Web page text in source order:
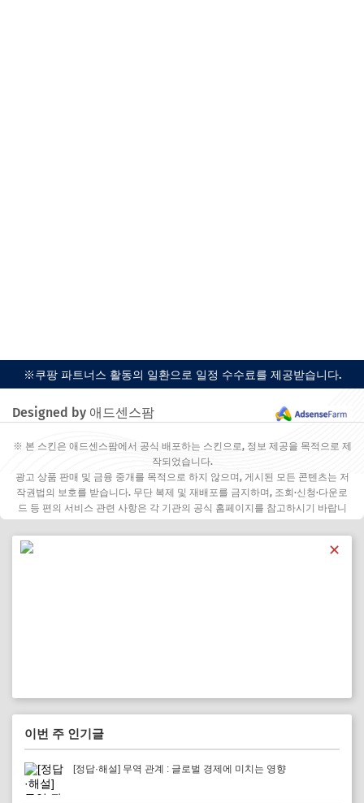
※쿠팡 파트너스 활동의 일환으로 일정 수수료를 제공받습니다.
Designed by 애드센스팜
※ 본 스킨은 애드센스팜에서 공식 배포하는 스킨으로, 정보 제공을 목적으로 제
작되었습니다.
광고 상품 판매 및 금융 중개를 목적으로 하지 않으며, 게시된 모든 콘텐츠는 저
작권법의 보호를 받습니다. 무단 복제 및 재배포를 금지하며, 조회·신청·다운로
드 등 편의 서비스 관련 사항은 각 기관의 공식 홈페이지를 참고하시기 바랍니
✕
이번 주 인기글
[정답·해설] 무역 관계 : 글로벌 경제에 미치는 영향